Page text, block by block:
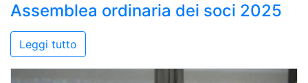
Assemblea ordinaria dei soci 2025
Leggi tutto